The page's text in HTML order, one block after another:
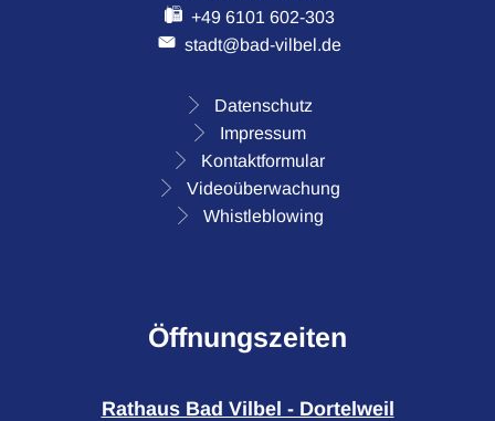
+49 6101 602-303
stadt@bad-vilbel.de
Datenschutz
Impressum
Kontaktformular
Videoüberwachung
Whistleblowing
Öffnungszeiten
Rathaus Bad Vilbel - Dortelweil